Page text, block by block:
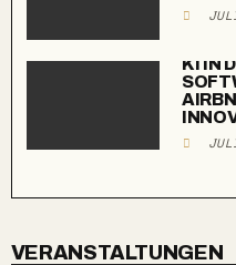
KI IN
VERANSTALTUNGEN